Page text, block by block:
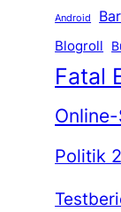
Android
Blogroll
Fatal
Politik